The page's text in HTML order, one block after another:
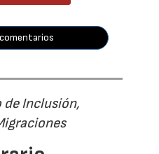
Inclusión,